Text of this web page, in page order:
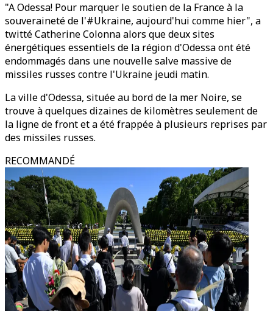
"A Odessa! Pour marquer le soutien de la France à la
souveraineté de l'#Ukraine, aujourd'hui comme hier", a
twitté Catherine Colonna alors que deux sites
énergétiques essentiels de la région d'Odessa ont été
endommagés dans une nouvelle salve massive de
missiles russes contre l'Ukraine jeudi matin.
La ville d'Odessa, située au bord de la mer Noire, se
trouve à quelques dizaines de kilomètres seulement de
la ligne de front et a été frappée à plusieurs reprises par
des missiles russes.
RECOMMANDÉ